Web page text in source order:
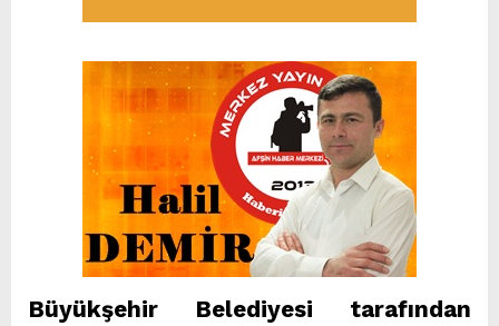
Büyükşehir Belediyesi tarafından